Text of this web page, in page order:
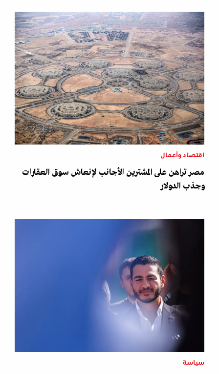
اقتصاد وأعمال
مصر تراهن على المشترين الأجانب لإنعاش سوق العقارات
وجذب الدولار
سياسة